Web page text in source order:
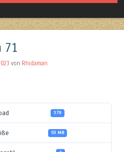
71
von Rhidaman
379
53 MB